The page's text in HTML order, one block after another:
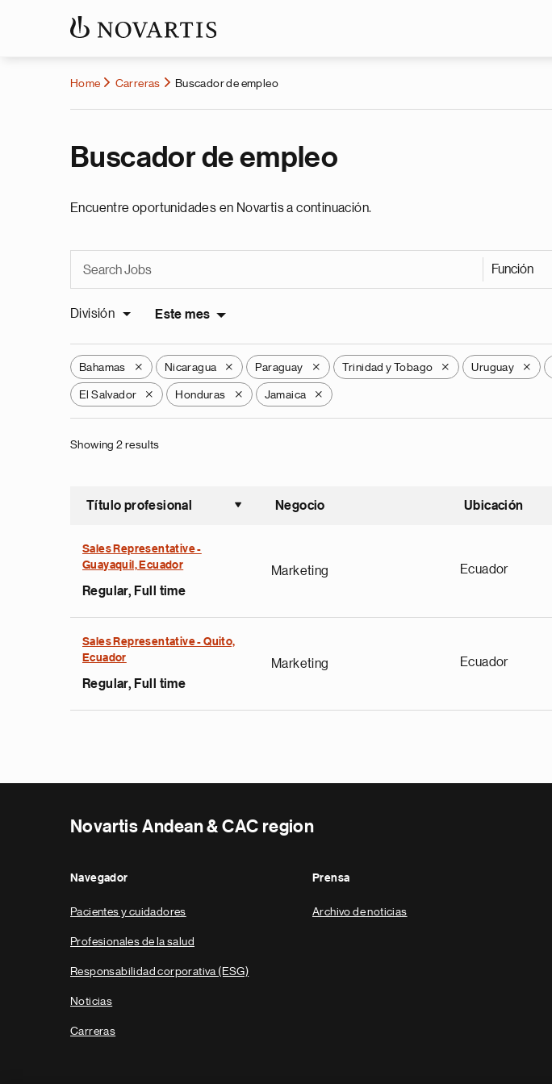
Home Carreras Buscador de empleo
Buscador de empleo
Encuentre oportunidades en Novartis a continuación.
Función
División Este mes
Bahamas X Nicaragua X Paraguay X Trinidad y Tobago X Uruguay X
El Salvador X Honduras X Jamaica X
Showing 2 results
Título profesional
Ordenar ascendente
Negocio Ubicación
Sales Representative -
Guayaquil, Ecuador
Regular, Full time
Marketing Ecuador
Sales Representative - Quito,
Ecuador
Regular, Full time
Marketing Ecuador
Novartis Andean & CAC region
Navegador
Pacientes y cuidadores
Profesionales de la salud
Responsabilidad corporativa (ESG)
Noticias
Carreras
Prensa
Archivo de noticias